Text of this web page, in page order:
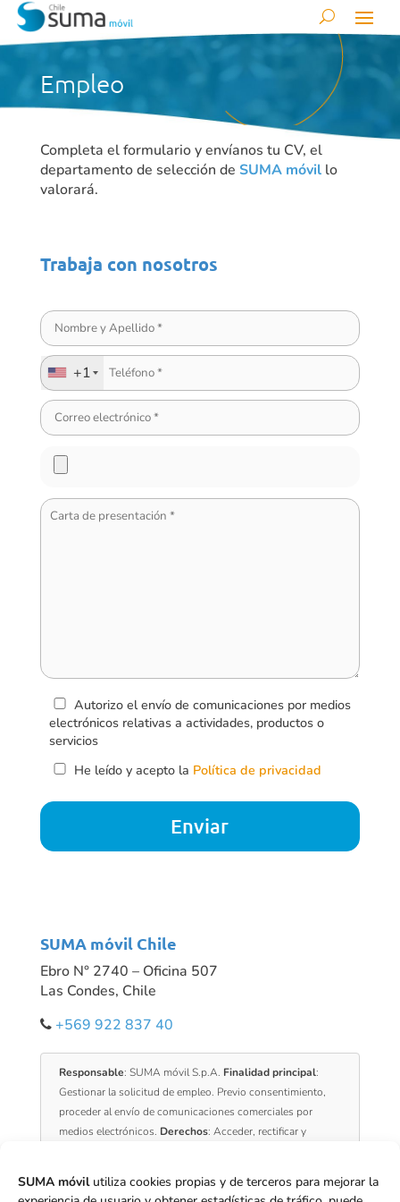
SUMA móvilutiliza cookies propias y de terceros para mejorar la
Empleo
Completa el formulario y envíanos tu CV, el
departamento de selección de SUMA móvillo
valorará.
Trabaja con nosotros
+1
Autorizo el envío de comunicaciones por medios
electrónicos relativas a actividades, productos o
servicios
He leído y acepto la Política de privacidad
SUMA móvil Chile
Ebro N° 2740 – Oficina 507
Las Condes, Chile
+569 922 837 40
Responsable: SUMA móvil S.p.A. Finalidad principal:
Gestionar la solicitud de empleo. Previo consentimiento,
proceder al envío de comunicaciones comerciales por
medios electrónicos. Derechos: Acceder, rectificar y
ser objeto de decisiones automatizadas.Información